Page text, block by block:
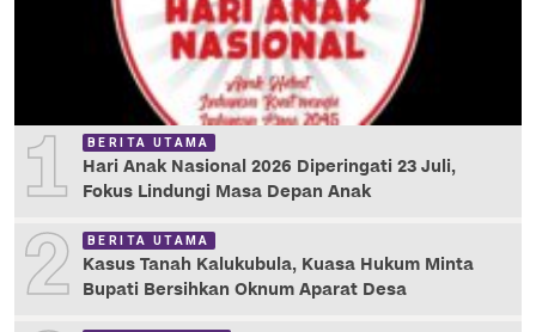
1 BERITA UTAMA
Hari Anak Nasional 2026 Diperingati 23 Juli,
Fokus Lindungi Masa Depan Anak
2 BERITA UTAMA
Kasus Tanah Kalukubula, Kuasa Hukum Minta
Bupati Bersihkan Oknum Aparat Desa